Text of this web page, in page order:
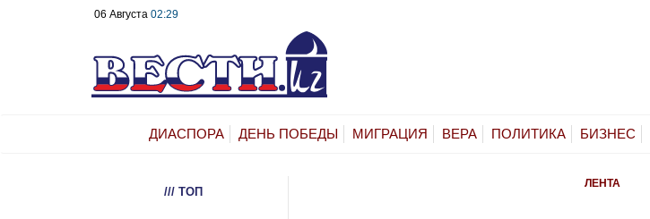
06 Августа 02:29
ДИАСПОРА ДЕНЬ ПОБЕДЫ МИГРАЦИЯ ВЕРА ПОЛИТИКА БИЗНЕС
ЛЕНТА
/// ТОП